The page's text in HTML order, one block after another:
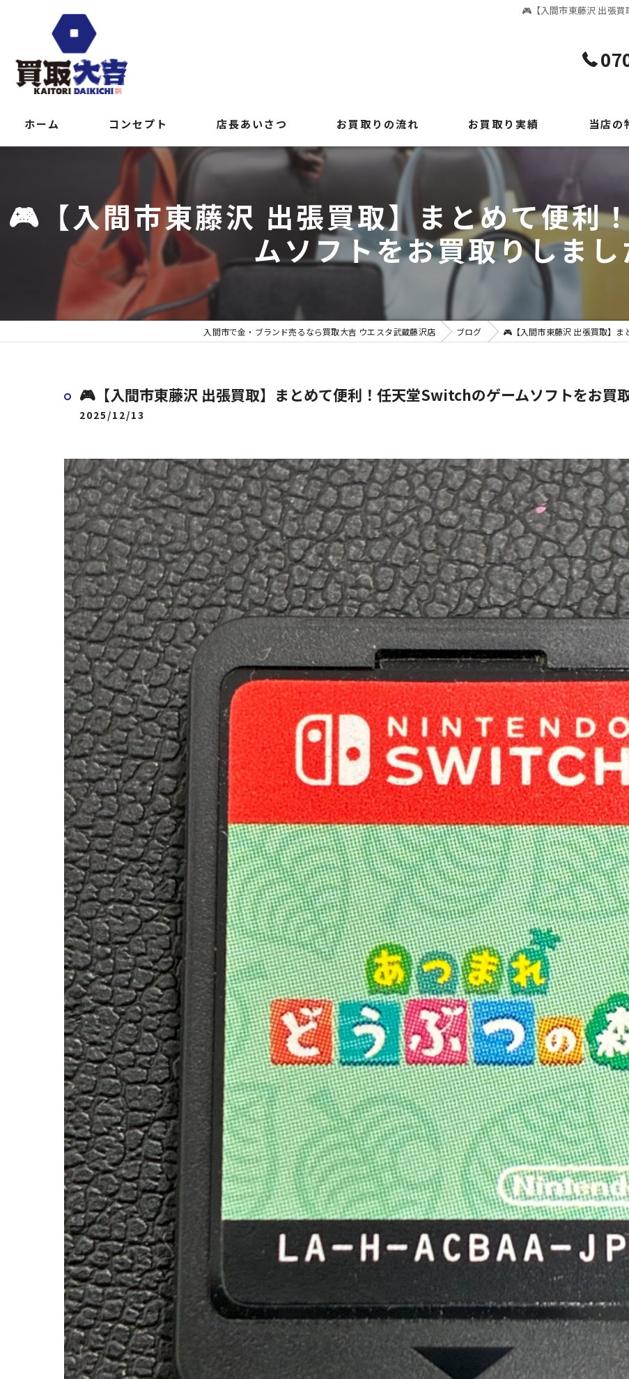
🎮【入間市東藤沢 出張
ホーム コンセプト 店長あいさつ お買取りの流れ お買取り実績 当店の
時計
ブランド品
不用品買
🎮【入間市東藤沢 出張買取】まとめて便利
ムソフトをお買取りしま
入間市で金・ブランド売るなら買取大吉 ウエスタ武蔵藤沢店 ブログ 🎮【入間市東藤沢 出張買取】ま
🎮【入間市東藤沢 出張買取】まとめて便利！任天堂Switchのゲームソフトをお買
2025/12/13